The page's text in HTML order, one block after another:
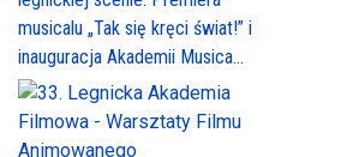
musicalu „Tak się kręci świat!” i
inauguracja Akademii Musica...